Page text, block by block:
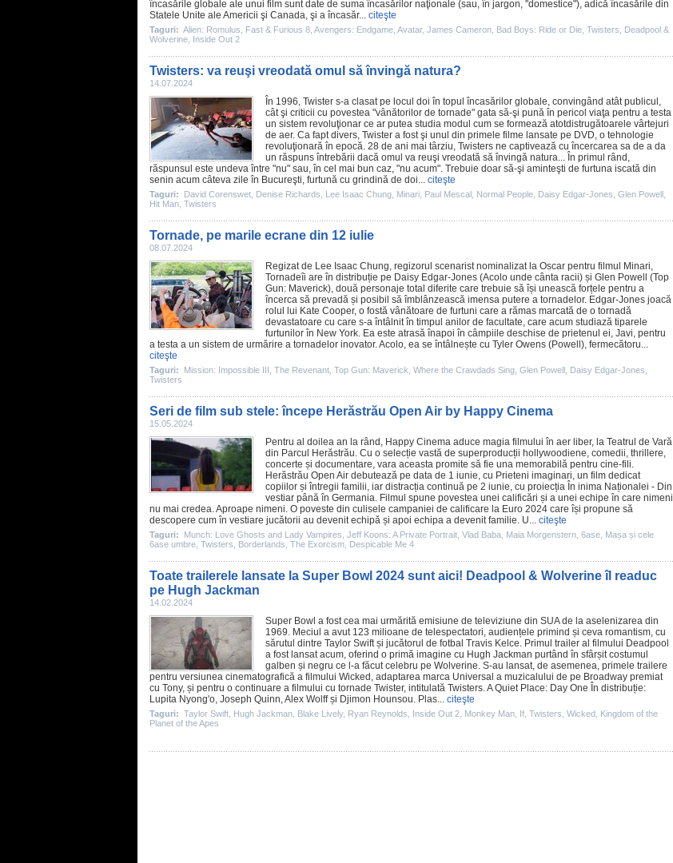
încasările globale ale unui film sunt date de suma încasărilor naţionale (sau, în jargon, "domestice"), adică încasările din
Statele Unite ale Americii şi Canada, şi a încasăr... citeşte
Taguri: Alien: Romulus Fast & Furious 8 Avengers: Endgame Avatar, James Cameron Bad Boys: Ride or Die Twisters
Deadpool &
Wolverine Inside Out 2
Twisters: va reuşi vreodată omul să învingă natura?
14.07.2024
În 1996, Twister s-a clasat pe locul doi în topul încasărilor globale, convingând atât publicul,
cât şi criticii cu povestea "vânătorilor de tornade" gata să-şi pună în pericol viaţa pentru a testa
un sistem revoluţionar ce ar putea studia modul cum se formează atotdistrugătoarele vârtejuri
de aer. Ca fapt divers, Twister a fost şi unul din primele filme lansate pe DVD, o tehnologie
revoluţionară în epocă. 28 de ani mai târziu, Twisters ne captivează cu încercarea sa de a da
un răspuns întrebării dacă omul va reuşi vreodată să învingă natura... În primul rând,
răspunsul este undeva între "nu" sau, în cel mai bun caz, "nu acum". Trebuie doar să-şi aminteşti de furtuna iscată din
senin acum câteva zile în Bucureşti, furtună cu grindină de doi... citeşte
Taguri: David Corenswet Denise Richards Lee Isaac Chung Minari Paul Mescal Normal People Daisy Edgar-Jones Glen Powell
Hit Man Twisters
Tornade, pe marile ecrane din 12 iulie
08.07.2024
Regizat de Lee Isaac Chung, regizorul scenarist nominalizat la Oscar pentru filmul
Minari,
Tornadeîi are în distribuție pe Daisy Edgar-Jones (Acolo unde cânta racii) și Glen Powell (Top
Gun: Maverick), două personaje total diferite care trebuie să își unească forțele pentru a
încerca să prevadă și posibil să îmblânzească imensa putere a tornadelor. Edgar-Jones joacă
rolul lui Kate Cooper, o fostă vânătoare de furtuni care a rămas marcată de o tornadă
devastatoare cu care s-a întâlnit în timpul anilor de facultate, care acum studiază tiparele
furtunilor în New York. Ea este atrasă înapoi în câmpiile deschise de prietenul ei, Javi, pentru
a testa a un sistem de urmărire a tornadelor inovator. Acolo, ea se întâlnește cu Tyler Owens (Powell), fermecătoru...
citeşte
Taguri: Mission: Impossible III The Revenant Top Gun: Maverick Where the Crawdads Sing Glen Powell Daisy Edgar-Jones
Twisters
Seri de film sub stele: începe Herăstrău Open Air by Happy Cinema
15.05.2024
Pentru al doilea an la rând, Happy Cinema aduce magia filmului în aer liber, la Teatrul de Vară
din Parcul Herăstrău. Cu o selecție vastă de superproducții hollywoodiene, comedii, thrillere,
concerte și documentare, vara aceasta promite să fie una memorabilă pentru cine-fili.
Herăstrău Open Air debutează pe data de 1 iunie, cu Prieteni imaginari, un film dedicat
copiilor și întregii familii, iar distracția continuă pe 2 iunie, cu proiecția În inima Naționalei - Din
vestiar până în Germania. Filmul spune povestea unei calificări și a unei echipe în care nimeni
nu mai credea. Aproape nimeni. O poveste din culisele campaniei de calificare la Euro 2024 care își propune să
descopere cum în vestiare jucătorii au devenit echipă și apoi echipa a devenit familie. U... citeşte
Taguri: Munch: Love Ghosts and Lady Vampires Jeff Koons: A Private Portrait Vlad Baba Maia Morgenstern 6ase Mașa și cele
6ase umbre Twisters Borderlands The Exorcism Despicable Me 4
Toate trailerele lansate la Super Bowl 2024 sunt aici! Deadpool & Wolverine îl readuc
pe Hugh Jackman
14.02.2024
Super Bowl a fost cea mai urmărită emisiune de televiziune din SUA de la aselenizarea din
1969. Meciul a avut 123 milioane de telespectatori, audiențele primind și ceva romantism, cu
sărutul dintre Taylor Swiftși jucătorul de fotbal Travis Kelce. Primul trailer al filmului Deadpool
a fost lansat acum, oferind o primă imagine cu Hugh Jackman purtând în sfârșit costumul
galben și negru ce l-a făcut celebru pe Wolverine. S-au lansat, de asemenea, primele trailere
pentru versiunea cinematografică a filmului Wicked , adaptarea marca Universal a muzicalului de pe Broadway premiat
cu Tony, și pentru o continuare a filmului cu tornade Twister, intitulată Twisters.A Quiet Place: Day One În distribuție:
Lupita Nyong'o, Joseph Quinn, Alex Wolff și Djimon Hounsou. Plas... citeşte
Taguri: Taylor Swift Hugh Jackman Blake Lively, Ryan Reynolds Inside Out 2 Monkey Man If Twisters Wicked Kingdom of the
Planet of the Apes